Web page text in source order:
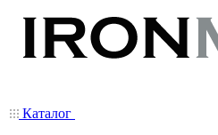
Каталог